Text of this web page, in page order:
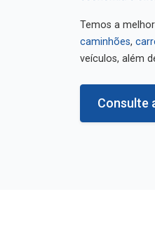
Temos a
caminhões
veículos, além
Consulte